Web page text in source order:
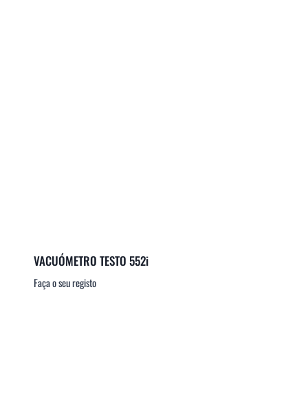
VACUÓMETRO TESTO 552i
Faça o seu registo